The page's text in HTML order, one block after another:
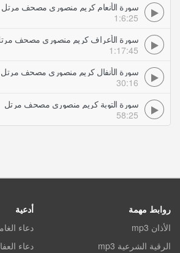
سورة الأنعام كريم منصوري مصحف مرتل
1:6:25
سورة الأعراف كريم منصوري مصحف
1:17:45
سورة الأنفال كريم منصوري مصحف مرتل
30:16
سورة التوبة كريم منصوري مصحف مرتل
58:25
روابط مهمة
الأذان mp3
الرقية الشرعية mp3
أدعية
دعاء
دعاء